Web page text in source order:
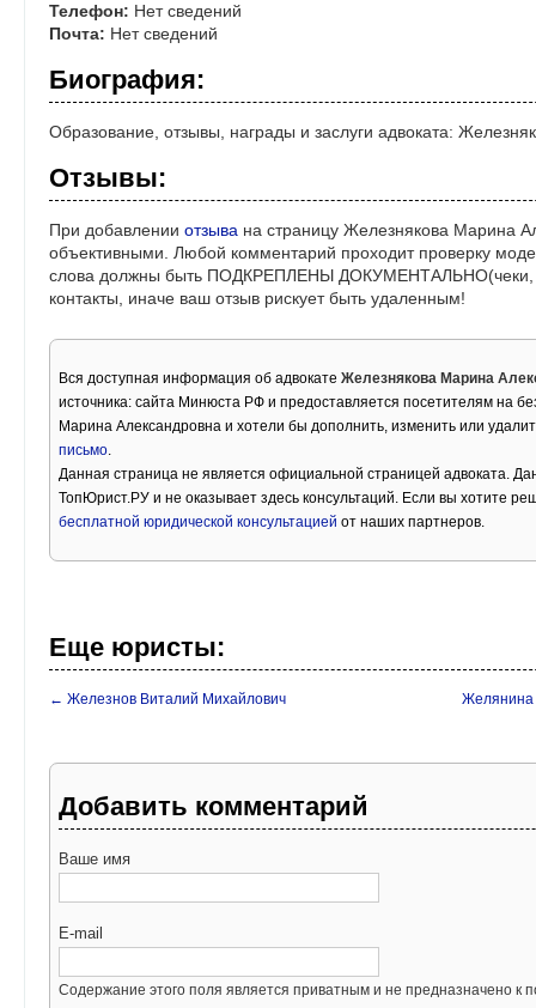
Телефон: Нет сведений
Почта: Нет сведений
Биография:
Образование, отзывы, награды и заслуги адвоката:
Отзывы:
При добавлении отзыва на страницу Железнякова Марина
объективными. Любой комментарий проходит проверку
слова должны быть ПОДКРЕПЛЕНЫ ДОКУМЕНТАЛЬНО(чеки,
контакты, иначе ваш отзыв рискует быть удаленным!
Вся доступная информация об адвокате Железнякова Марина
источника: сайта Минюста РФ и предоставляется посетителям на
Марина Александровна и хотели бы дополнить, изменить или
письмо.
Данная страница не является официальной страницей адвоката.
ТопЮрист.РУ и не оказывает здесь консультаций. Если вы хотите
бесплатной юридической консультацией от наших партнеров.
Еще юристы:
← Железнов Виталий Михайлович Желянина
Добавить комментарий
Ваше имя
E-mail
Содержание этого поля является приватным и не предназначено к